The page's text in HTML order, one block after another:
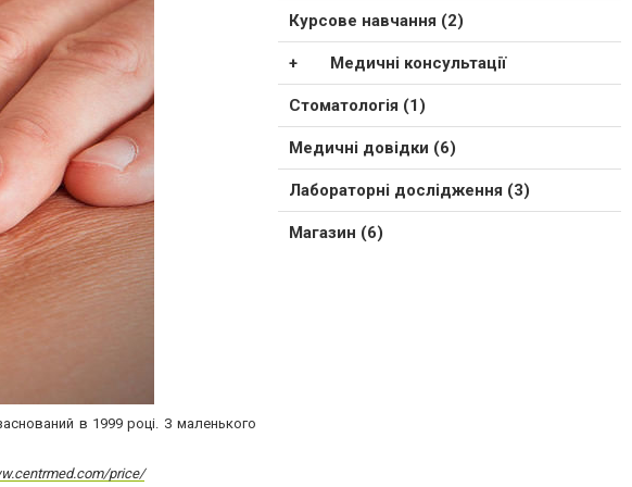
в 1999 році. З маленького
price/
Курсове навчання (2)
Медичні консультації
Стоматологія (1)
Медичні довідки (6)
Лабораторні дослідження (3)
Магазин (6)